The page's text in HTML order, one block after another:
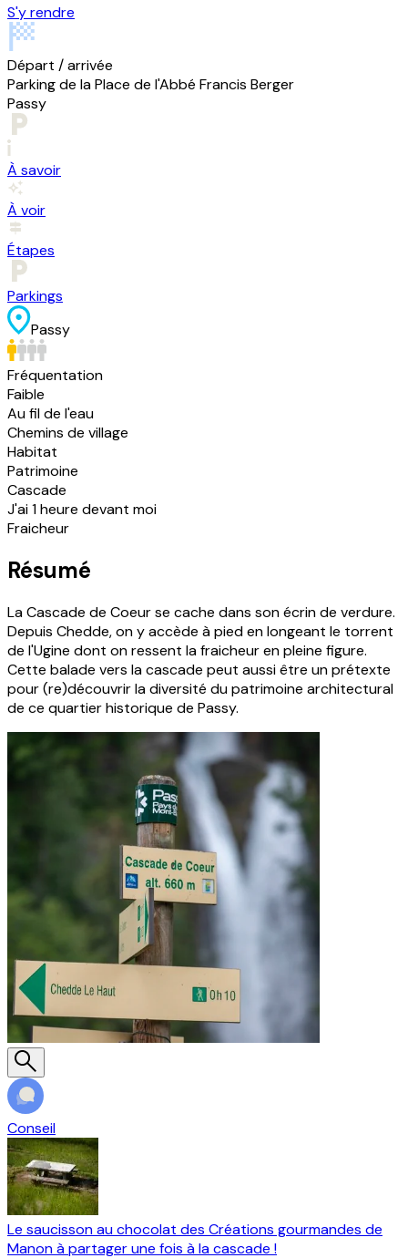
S'y rendre
Départ / arrivée
Parking de la Place de l'Abbé Francis Berger
Passy
À savoir
À voir
Étapes
Parkings
Passy
Fréquentation
Faible
Au fil de l'eau
Chemins de village
Habitat
Patrimoine
Cascade
J'ai 1 heure devant moi
Fraicheur
Résumé
La Cascade de Coeur se cache dans son écrin de verdure.
Depuis Chedde, on y accède à pied en longeant le torrent
de l'Ugine dont on ressent la fraicheur en pleine figure.
Cette balade vers la cascade peut aussi être un prétexte
pour (re)découvrir la diversité du patrimoine architectural
de ce quartier historique de Passy.
Conseil
Le saucisson au chocolat des Créations gourmandes de
Manon à partager une fois à la cascade !